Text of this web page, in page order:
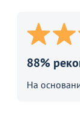
88%
На